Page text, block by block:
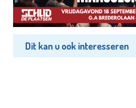
Dit kan u ook interesseren